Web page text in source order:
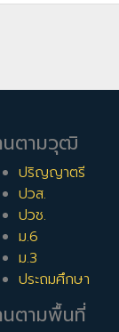
นตามวุฒิ
ปริญญาตรี
ปวส.
ปวช.
ม.6
ม.3
ประถมศึกษา
นตามพื้นที่